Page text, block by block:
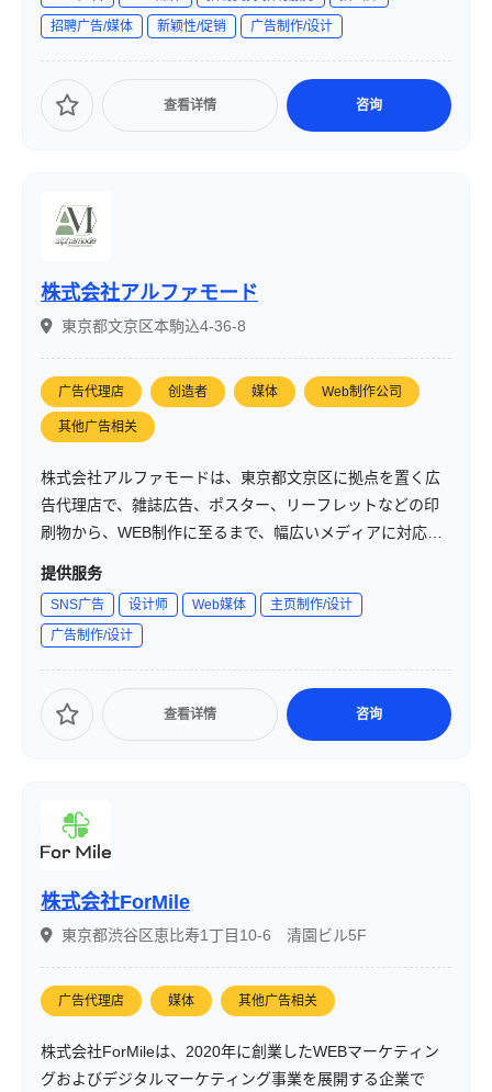
みを持ち、企業の課題解決に取り組んでいます。
招聘广告/媒体
新颖性/促销 广告制作/设计
查看详情 咨询
株式会社アルファモード
東京都文京区本駒込4-36-8
广告代理店 创造者 媒体 Web制作公司
其他广告相关
株式会社アルファモードは、東京都文京区に拠点を置く広
告代理店で、雑誌広告、ポスター、リーフレットなどの印
刷物から、WEB制作に至るまで、幅広いメディアに対応し
たサービスを提供しています。企業のブランド戦略やプロ
ンを実現しています。
提供服务
SNS广告 设计师 Web媒体
主页制作/设计
广告制作/设计
查看详情 咨询
株式会社ForMile
東京都渋谷区恵比寿1丁目10-6 清園ビル5F
广告代理店 媒体 其他广告相关
株式会社ForMileは、2020年に創業したWEBマーケティン
グおよびデジタルマーケティング事業を展開する企業で